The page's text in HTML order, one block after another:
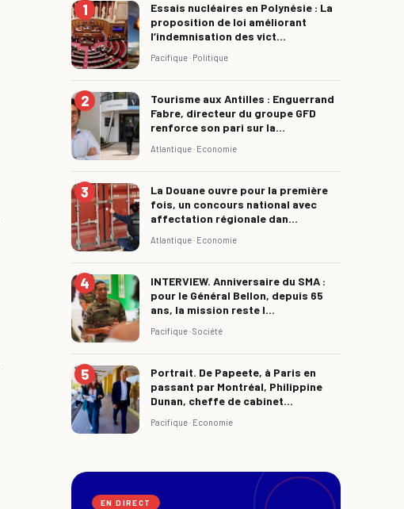
Essais nucléaires en Polynésie : La
proposition de loi améliorant
l’indemnisation des vict...
Pacifique · Politique
Tourisme aux Antilles : Enguerrand
Fabre, directeur du groupe GFD
renforce son pari sur la...
Atlantique · Economie
La Douane ouvre pour la première
fois, un concours national avec
affectation régionale dan...
Atlantique · Economie
INTERVIEW. Anniversaire du SMA :
pour le Général Bellon, depuis 65
ans, la mission reste l...
Pacifique ·Société
Portrait. De Papeete, à Paris en
passant par Montréal, Philippine
Dunan, cheffe de cabinet...
Pacifique · Economie
EN DIRECT